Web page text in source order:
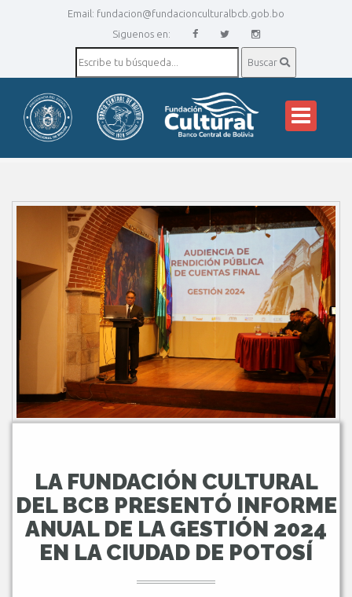
Email: fundacion@fundacionculturalbcb.gob.bo
Siguenos en:
Buscar
LA FUNDACIÓN CULTURAL
DEL BCB PRESENTÓ INFORME
ANUAL DE LA GESTIÓN 2024
EN LA CIUDAD DE POTOSÍ